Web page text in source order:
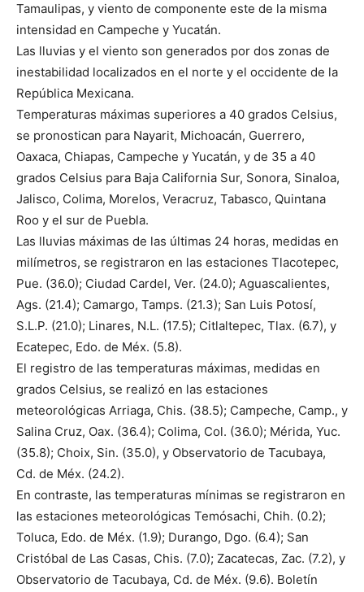
Tamaulipas, y viento de componente este de la misma
intensidad en Campeche y Yucatán.
Las lluvias y el viento son generados por dos zonas de
inestabilidad localizados en el norte y el occidente de la
República Mexicana.
Temperaturas máximas superiores a 40 grados Celsius,
se pronostican para Nayarit, Michoacán, Guerrero,
Oaxaca, Chiapas, Campeche y Yucatán, y de 35 a 40
grados Celsius para Baja California Sur, Sonora, Sinaloa,
Jalisco, Colima, Morelos, Veracruz, Tabasco, Quintana
Roo y el sur de Puebla.
Las lluvias máximas de las últimas 24 horas, medidas en
milímetros, se registraron en las estaciones Tlacotepec,
Pue. (36.0); Ciudad Cardel, Ver. (24.0); Aguascalientes,
Ags. (21.4); Camargo, Tamps. (21.3); San Luis Potosí,
S.L.P. (21.0); Linares, N.L. (17.5); Citlaltepec, Tlax. (6.7), y
Ecatepec, Edo. de Méx. (5.8).
El registro de las temperaturas máximas, medidas en
grados Celsius, se realizó en las estaciones
meteorológicas Arriaga, Chis. (38.5); Campeche, Camp., y
Salina Cruz, Oax. (36.4); Colima, Col. (36.0); Mérida, Yuc.
(35.8); Choix, Sin. (35.0), y Observatorio de Tacubaya,
Cd. de Méx. (24.2).
En contraste, las temperaturas mínimas se registraron en
las estaciones meteorológicas Temósachi, Chih. (0.2);
Toluca, Edo. de Méx. (1.9); Durango, Dgo. (6.4); San
Cristóbal de Las Casas, Chis. (7.0); Zacatecas, Zac. (7.2), y
Observatorio de Tacubaya, Cd. de Méx. (9.6). Boletín